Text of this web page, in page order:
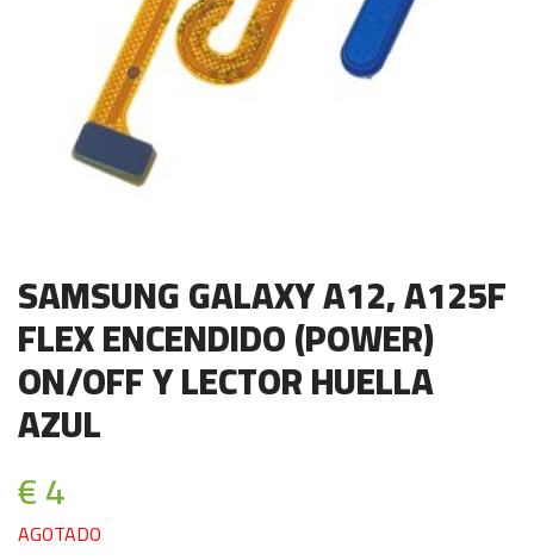
SAMSUNG GALAXY A12, A125F
FLEX ENCENDIDO (POWER)
ON/OFF Y LECTOR HUELLA
AZUL
€ 4
AGOTADO